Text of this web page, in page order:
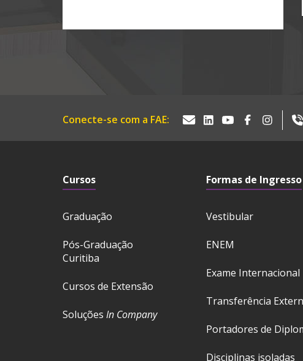
Conecte-se com a FAE:
Cursos
Graduação
Pós-Graduação
Curitiba
Cursos de Extensão
Soluções In Company
Formas de Ingresso
Vestibular
ENEM
Exame Internacional
Transferência
Portadores de
Disciplinas isoladas